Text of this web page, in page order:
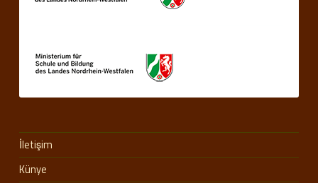
İletişim
Künye